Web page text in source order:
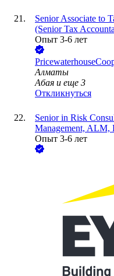
Senior Associate to
(Senior Tax
Опыт 3-6 лет
Алматы
Абая и еще 3
Откликнуться
Senior in Risk
Management, ALM,
Опыт 3-6 лет